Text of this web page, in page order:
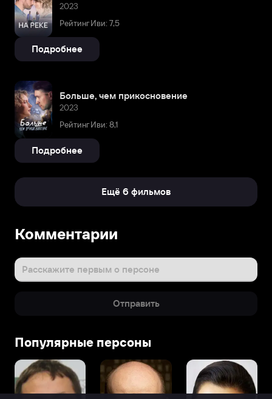
2023
Рейтинг Иви: 7,5
Подробнее
Больше, чем прикосновение
2023
Рейтинг Иви: 8,1
Подробнее
Ещё 6 фильмов
Комментарии
Расскажите первым о персоне
Отправить
Популярные персоны